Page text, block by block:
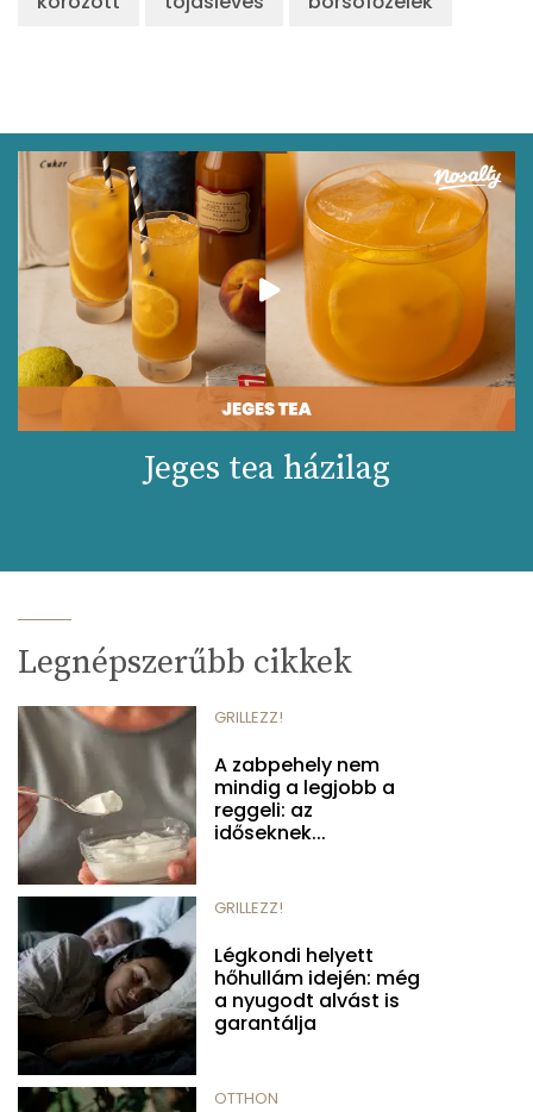
Jeges tea házilag
Legnépszerűbb cikkek
GRILLEZZ!
A zabpehely nem
mindig a legjobb a
reggeli: az
időseknek...
GRILLEZZ!
Légkondi helyett
hőhullám idején: még
a nyugodt alvást is
garantálja
OTTHON